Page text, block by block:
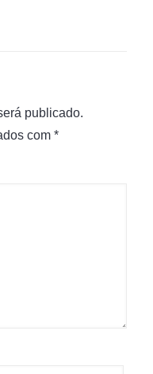
publicado.
com *